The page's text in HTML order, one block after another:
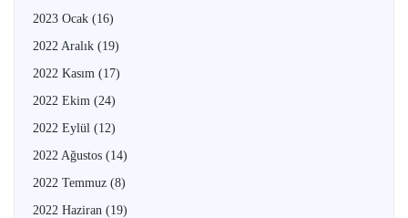
2023 Ocak (16)
2022 Aralık (19)
2022 Kasım (17)
2022 Ekim (24)
2022 Eylül (12)
2022 Ağustos (14)
2022 Temmuz (8)
2022 Haziran (19)